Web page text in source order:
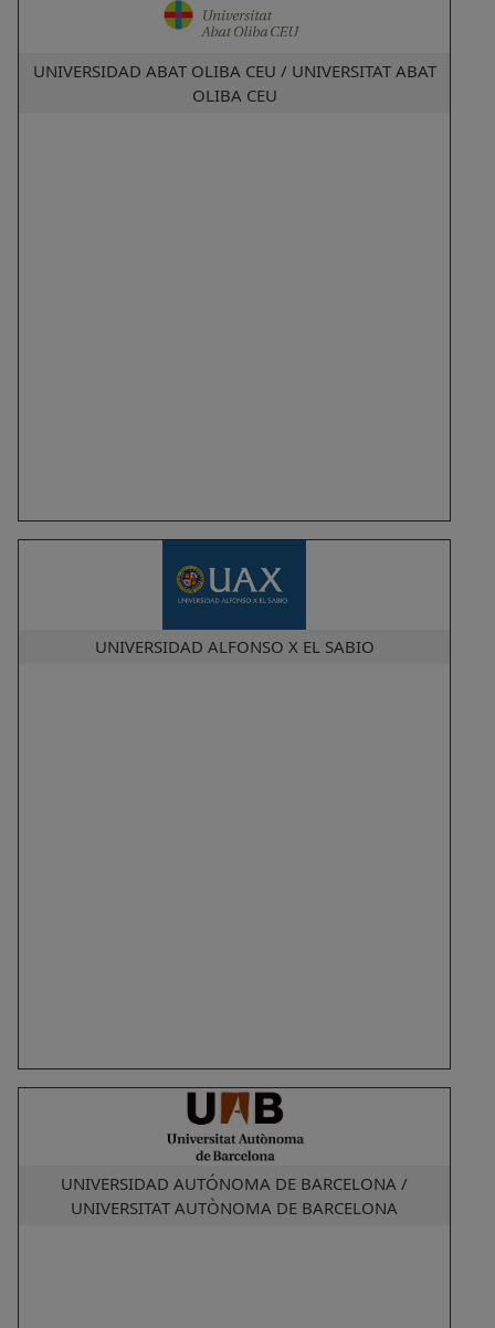
UNIVERSIDAD ABAT OLIBA CEU / UNIVERSITAT ABAT
OLIBA CEU
UNIVERSIDAD ALFONSO X EL SABIO
UNIVERSIDAD AUTÓNOMA DE BARCELONA /
UNIVERSITAT AUTÒNOMA DE BARCELONA